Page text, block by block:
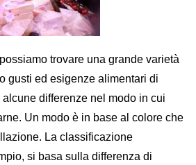
trovare una grande varietà
gusti ed esigenze alimentari di
differenze nel modo in cui
Un modo è in base al colore che
La classificazione
si basa sul la differenza di